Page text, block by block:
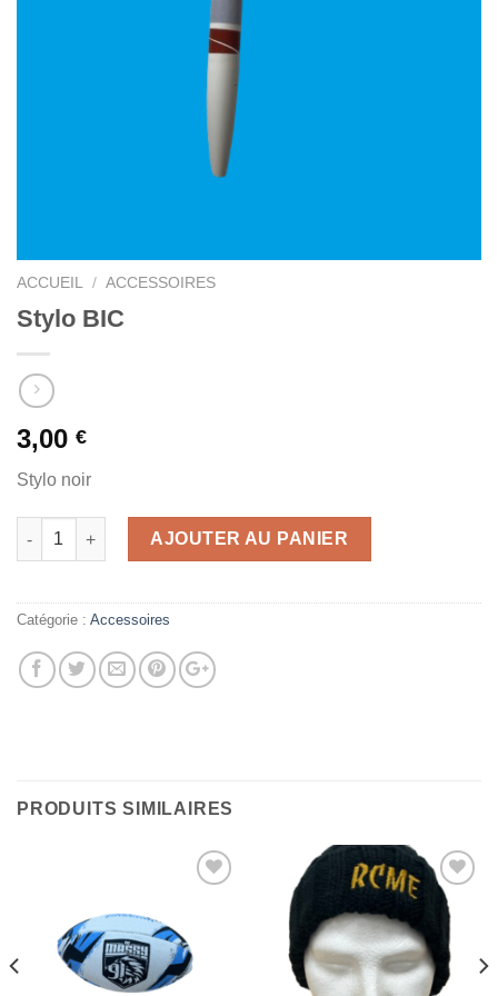
ACCUEIL / ACCESSOIRES
Stylo BIC
3,00 €
Stylo noir
quantité de Stylo BIC
AJOUTER AU PANIER
Catégorie : Accessoires
PRODUITS SIMILAIRES
Ajouter
wishlist
Ajouter
à la
wishlist